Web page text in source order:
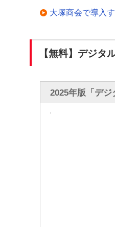
大塚商会で導入
【無料】デジタ
2025年版「デ